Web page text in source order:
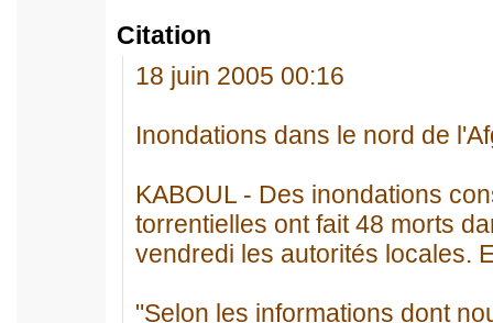
Citation
18 juin 2005 00:16
Inondations dans le nord de
KABOUL - Des inondations
torrentielles ont fait 48 morts
vendredi les autorités locales.
"Selon les informations dont